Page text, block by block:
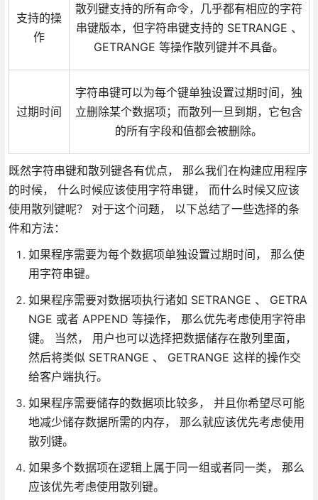
支持的操
作
散列键支持的所有命令，几乎都有相应的字符
串键版本，但字符串键支持的 SETRANGE 、
GETRANGE 等操作散列键并不具备。
过期时间
字符串键可以为每个键单独设置过期时间，独
立删除某个数据项；而散列一旦到期，它包含
的所有字段和值都会被删除。
既然字符串键和散列键各有优点， 那么我们在构建应用程序
的时候， 什么时候应该使用字符串键， 而什么时候又应该
使用散列键呢？ 对于这个问题， 以下总结了一些选择的条
件和方法：
如果程序需要为每个数据项单独设置过期时间， 那么使
用字符串键。
如果程序需要对数据项执行诸如 SETRANGE 、 GETRA
NGE 或者 APPEND 等操作， 那么优先考虑使用字符串
键。 当然， 用户也可以选择把数据储存在散列里面，
然后将类似 SETRANGE 、 GETRANGE 这样的操作交
给客户端执行。
如果程序需要储存的数据项比较多， 并且你希望尽可能
地减少储存数据所需的内存， 那么就应该优先考虑使用
散列键。
如果多个数据项在逻辑上属于同一组或者同一类， 那么
应该优先考虑使用散列键。